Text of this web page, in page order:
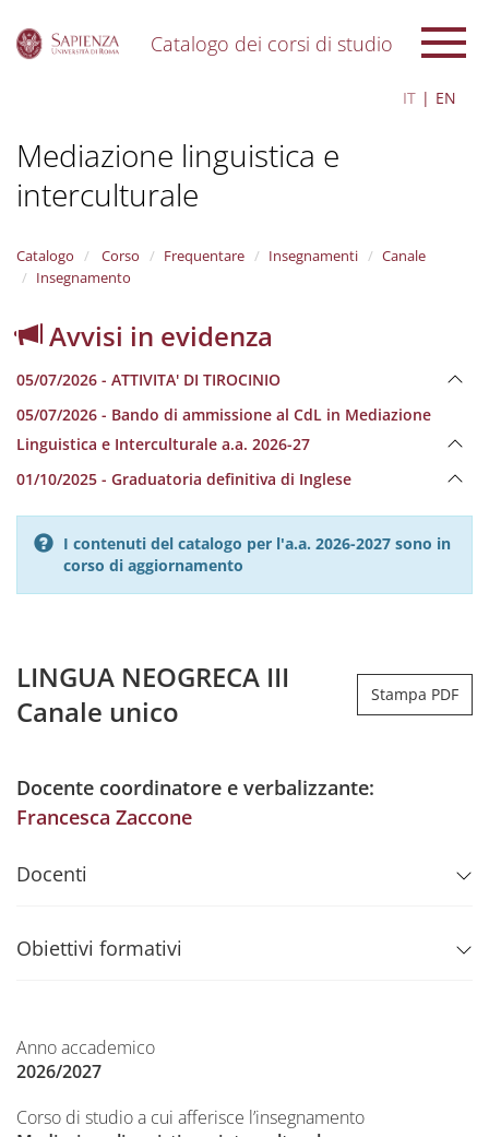
Catalogo dei corsi di studio
IT EN
Mediazione linguistica e
interculturale
Catalogo Corso Frequentare Insegnamenti
Canale
Insegnamento
Avvisi in evidenza
05/07/2026 - ATTIVITA' DI TIROCINIO
05/07/2026 - Bando di ammissione al CdL in Mediazione
Linguistica e Interculturale a.a. 2026-27
01/10/2025 - Graduatoria definitiva di Inglese
I contenuti del catalogo per l'a.a. 2026-2027 sono in
corso di aggiornamento
LINGUA NEOGRECA III
Canale unico
Stampa PDF
Docente coordinatore e verbalizzante:
Francesca Zaccone
Docenti
Obiettivi formativi
Anno accademico
2026/2027
Corso di studio a cui afferisce l’insegnamento